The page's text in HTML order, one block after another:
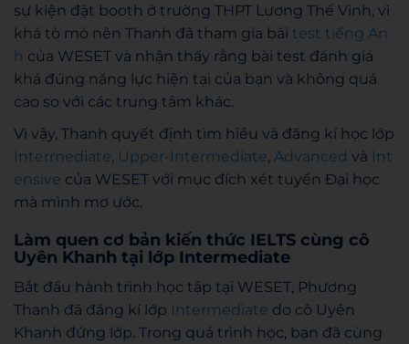
sự kiện đặt booth ở trường THPT Lương Thế Vinh, vì
khá tò mò nên Thanh đã tham gia bài test tiếng An
h của WESET và nhận thấy rằng bài test đánh giá
khá đúng năng lực hiện tại của bạn và không quá
cao so với các trung tâm khác.
Vì vậy, Thanh quyết định tìm hiều và đăng kí học lớp
Intermediate, Upper-Intermediate, Advanced và Int
ensive của WESET với mục đích xét tuyển Đại học
mà mình mơ ước.
Làm quen cơ bản kiến thức IELTS cùng cô
Uyên Khanh tại lớp Intermediate
Bắt đầu hành trình học tập tại WESET, Phương
Thanh đã đăng kí lớp Intermediate do cô Uyên
Khanh đứng lớp. Trong quá trình học, bạn đã cùng